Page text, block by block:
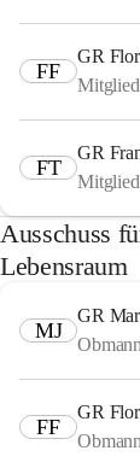
FF
GR
Mitglied
FT
GR
Mitglied
Ausschuss
Lebensraum
MJ
GR
Obmann
FF
GR